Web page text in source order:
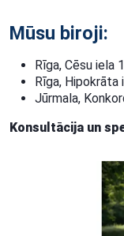
Mūsu biroji:
Rīga, Cēsu iela
Rīga, Hipokrāta
Jūrmala,
Konsultācija un